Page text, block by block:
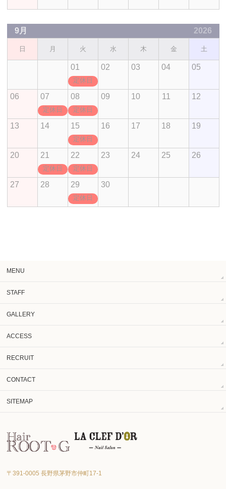
9月 2026
日 月 火 水 木 金 土
01
定休日
02 03 04 05
06 07
定休日
08
定休日
09 10 11 12
13 14 15
定休日
16 17 18 19
20 21
定休日
22
定休日
23 24 25 26
27 28 29
定休日
30
MENU
STAFF
GALLERY
ACCESS
RECRUIT
CONTACT
SITEMAP
〒391-0005 長野県茅野市仲町17‐1